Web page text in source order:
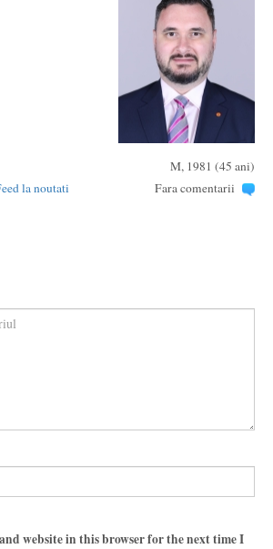
M, 1981 (45 ani)
la noutati
Fara comentarii
website in this browser for the next time I